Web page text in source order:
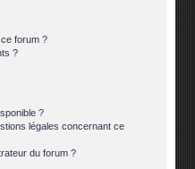
forum ?
?
?
légales concernant ce
du forum ?